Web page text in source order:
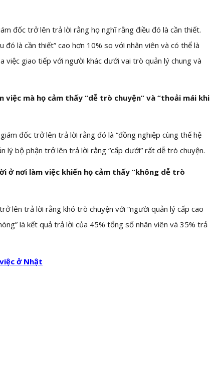
đốc trở lên trả lời rằng họ nghĩ rằng điều đó là cần thiết.
đó là cần thiết” cao hơn 10% so với nhân viên và có thể là
giao tiếp với người khác dưới vai trò quản lý chung và
việc mà họ cảm thấy “dễ trò chuyện” và “thoải mái khi
đốc trở lên trả lời rằng đó là “đồng nghiệp cùng thế hệ
lý bộ phận trở lên trả lời rằng “cấp dưới” rất dễ trò chuyện.
ở nơi làm việc khiến họ cảm thấy “không dễ trò
lên trả lời rằng khó trò chuyện với “người quản lý cấp cao
là kết quả trả lời của 45% tổng số nhân viên và 35% trả
ở Nhật